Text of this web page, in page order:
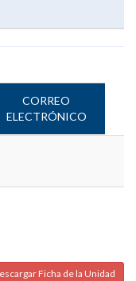
CORREO
ELECTRÓNICO
Ficha de la Unidad